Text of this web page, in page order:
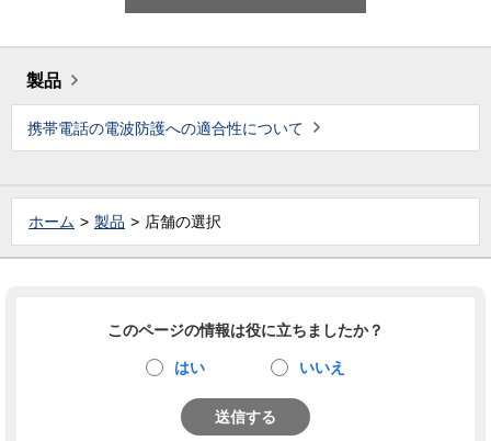
製品
携帯電話の電波防護への適合性について
ホーム 製品 店舗の選択
このページの情報は役に立ちましたか？
はい いいえ
送信する